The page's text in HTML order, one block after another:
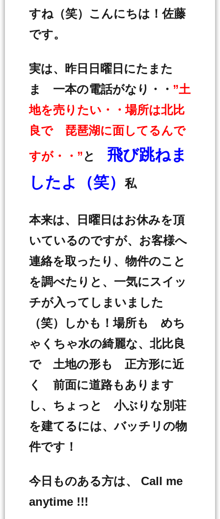
すね（笑）こんにちは！佐藤
です。
実は、昨日日曜日にたまた
ま 一本の電話がなり・・ ”土
地を売りたい・・場所は北比
良で 琵琶湖に面してるんで
すが・・”と 飛び跳ねま
したよ（笑）
私
本来は、日曜日はお休みを頂
いているのですが、お客様へ
連絡を取ったり、物件のこと
を調べたりと、一気にスイッ
チが入ってしまいました
（笑）しかも！場所も めち
ゃくちゃ水の綺麗な、北比良
で 土地の形も 正方形に近
く 前面に道路もあります
し、ちょっと 小ぶりな別荘
を建てるには、バッチリの物
件です！
今日ものある方は、 Call me
anytime !!!